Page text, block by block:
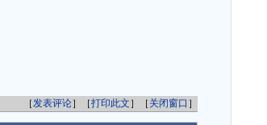
［发表评论］［打印此文 ］［ 关闭窗口 ］